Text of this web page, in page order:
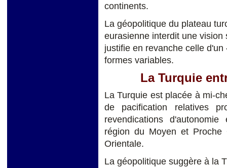
continents.
La géopolitique du plateau
eurasienne interdit une
justifie en revanche celle
formes variables.
La Turquie
La Turquie est placée à mi-
de pacification relatives
revendications
région du Moyen et
Orientale.
La géopolitique suggère à la